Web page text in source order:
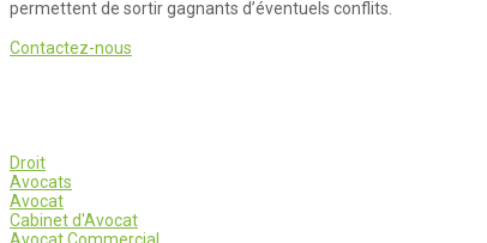
permettent de sortir gagnants d’éventuels conflits.
Contactez-nous
Droit
Avocats
Avocat
Cabinet d'Avocat